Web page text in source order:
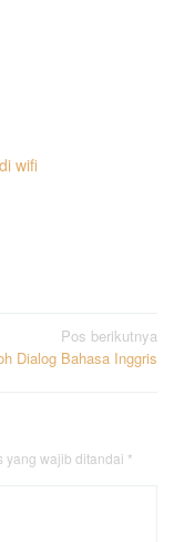
wifi
Pos berikutnya
Dialog Bahasa Inggris
yang wajib ditandai *